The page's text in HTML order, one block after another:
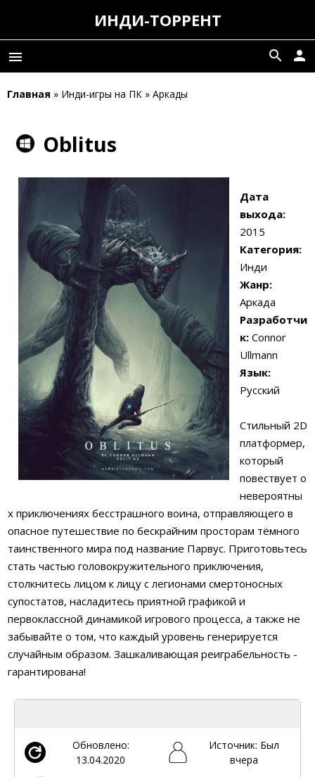
ИНДИ-ТОРРЕНТ
menu person
search
Главная » Инди-игры на ПК » Аркады
Oblitus
Дата
выхода:
2015
Категория:
Инди
Жанр:
Аркада
Разработчи
к: Connor
Ullmann
Язык:
Русский
Стильный 2D
платформер,
который
повествует о
невероятны
х приключениях бесстрашного воина, отправляющего в
опасное путешествие по бескрайним просторам тёмного
таинственного мира под название Парвус. Приготовьтесь
стать частью головокружительного приключения,
столкнитесь лицом к лицу с легионами смертоносных
супостатов, насладитесь приятной графикой и
первоклассной динамикой игрового процесса, а также не
забывайте о том, что каждый уровень генерируется
случайным образом. Зашкаливающая реиграбельность -
гарантирована!
Обновлено:
13.04.2020
Источник: Был
вчера